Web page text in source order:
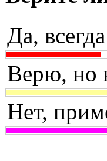
Да,
Верю, но
Нет,